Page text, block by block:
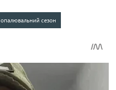
опалювальний сезон